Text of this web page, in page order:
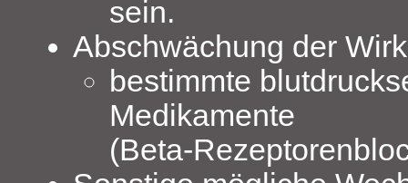
sein.
Abschwächung der
bestimmte
Medikamente